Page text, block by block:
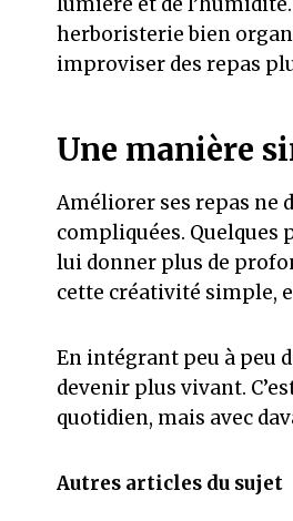
herboristerie bien
improviser des repas
Une manière
Améliorer ses repas ne
compliquées. Quelques
lui donner plus de
cette créativité simple,
En intégrant peu à peu
devenir plus vivant.
quotidien, mais avec
Autres articles du sujet